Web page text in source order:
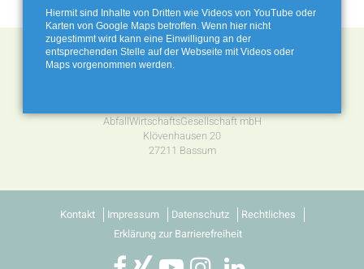
AbfallWirtschaftsGesellschaft mbH
Klövenhausen 20
27211 Bassum
Kontakt Impressum Datenschutz
Rechtliches
Erklärung zur Barrierefreiheit
Hiermit sind Inhalte von Dritten wie Videos von YouTube oder
Karten von Google Maps betroffen. Wenn hier nicht
zugestimmt wird kann eine Einwilligung an der
entsprechenden Stelle auf der Webseite mit Videos oder
Maps vorgenommen werden.